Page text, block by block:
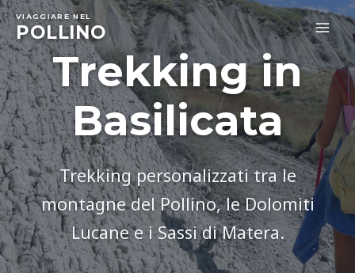
Skip
to
content
VIAGGIARE NEL
POLLINO
Trekking in
Basilicata
Trekking personalizzati tra le
montagne del Pollino, le Dolomiti
Lucane e i Sassi di Matera.